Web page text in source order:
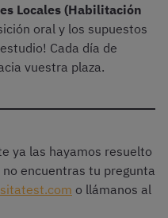
Locales (Habilitación
oral y los supuestos
Cada día de
vuestra plaza.
ya las hayamos resuelto
no encuentras tu pregunta
o llámanos al